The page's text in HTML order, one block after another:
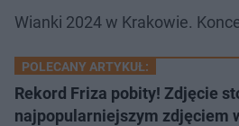
Wianki 2024 w Krakowie.
POLECANY ARTYKUŁ:
Rekord Friza pobity! Zdjęcie
najpopularniejszym zdjęciem